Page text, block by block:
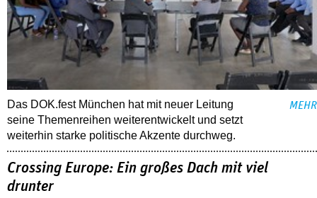
Das DOK.fest München hat mit neuer Leitung
seine Themenreihen weiterentwickelt und setzt
weiterhin starke politische Akzente durchweg.
MEHR
Crossing Europe: Ein großes Dach mit viel
drunter